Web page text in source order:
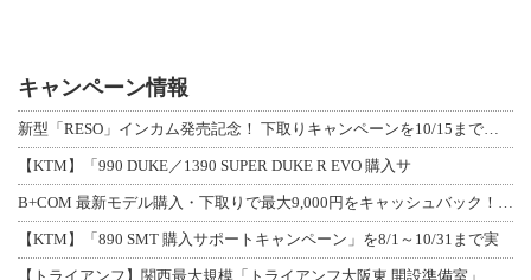
キャンペーン情報
【KTM】「990 DUKE／1390 SUPER DUKE R EVO 購入サ
【KTM】「890 SMT 購入サポートキャンペーン」を8/1～10/31まで実